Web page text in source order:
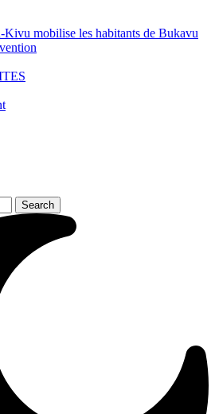
mobilise les habitants de Bukavu